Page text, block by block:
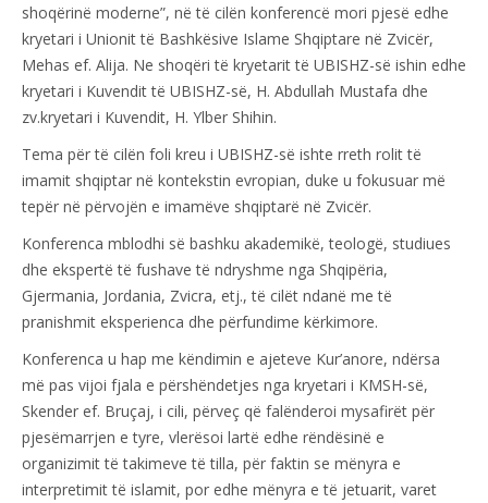
shoqërinë moderne”, në të cilën konferencë mori pjesë edhe
kryetari i Unionit të Bashkësive Islame Shqiptare në Zvicër,
Mehas ef. Alija. Ne shoqëri të kryetarit të UBISHZ-së ishin edhe
kryetari i Kuvendit të UBISHZ-së, H. Abdullah Mustafa dhe
zv.kryetari i Kuvendit, H. Ylber Shihin.
Tema për të cilën foli kreu i UBISHZ-së ishte rreth rolit të
imamit shqiptar në kontekstin evropian, duke u fokusuar më
tepër në përvojën e imamëve shqiptarë në Zvicër.
Konferenca mblodhi së bashku akademikë, teologë, studiues
dhe ekspertë të fushave të ndryshme nga Shqipëria,
Gjermania, Jordania, Zvicra, etj., të cilët ndanë me të
pranishmit eksperienca dhe përfundime kërkimore.
Konferenca u hap me këndimin e ajeteve Kur’anore, ndërsa
më pas vijoi fjala e përshëndetjes nga kryetari i KMSH-së,
Skender ef. Bruçaj, i cili, përveç që falënderoi mysafirët për
pjesëmarrjen e tyre, vlerësoi lartë edhe rëndësinë e
organizimit të takimeve të tilla, për faktin se mënyra e
interpretimit të islamit, por edhe mënyra e të jetuarit, varet